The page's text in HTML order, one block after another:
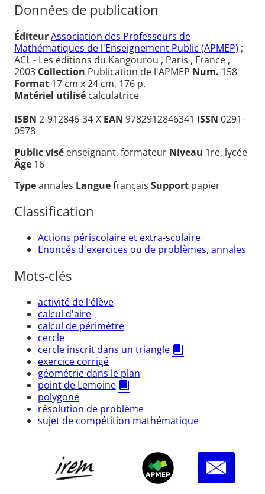
Données de publication
ÉditeurAssociation des Professeurs de
Mathématiques de l'Enseignement Public (APMEP) ;
ACL - Les éditions du Kangourou , Paris , France ,
2003 Collection Publication de l'APMEP Num. 158
Format 17 cm x 24 cm, 176 p.
Matériel utilisé calculatrice
ISBN 2-912846-34-X EAN 9782912846341 ISSN 0291-
0578
Public visé enseignant, formateur Niveau 1re, lycée
Âge 16
Typeannales Languefrançais Support papier
Classification
Actions périscolaire et extra-scolaire
Enoncés d'exercices ou de problèmes, annales
Mots-clés
activité de l'élève
calcul d'aire
calcul de périmètre
cercle
cercle inscrit dans un triangle
exercice corrigé
géométrie dans le plan
point de Lemoine
polygone
résolution de problème
sujet de compétition mathématique